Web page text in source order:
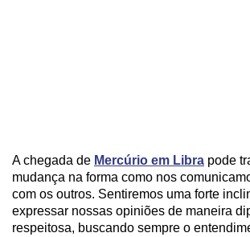
A chegada de Mercúrio em Libra pode
mudança na forma como nos
com os outros. Sentiremos uma forte
expressar nossas opiniões de maneira
respeitosa, buscando sempre o